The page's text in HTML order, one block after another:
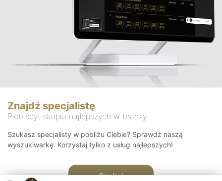
Znajdź specjalistę
Plebiscyt skupia najlepszych w branży
Szukasz specjalisty w pobliżu Ciebie? Sprawdź naszą
wyszukiwarkę. Korzystaj tylko z usług najlepszych!
Szukaj